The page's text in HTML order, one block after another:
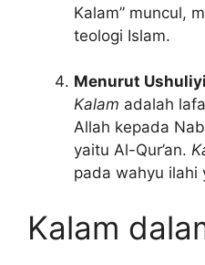
Kalam” muncul,
teologi Islam.
Menurut
Kalam adalah
Allah kepada
yaitu Al-Qur’an.
pada wahyu ilahi
Kalam